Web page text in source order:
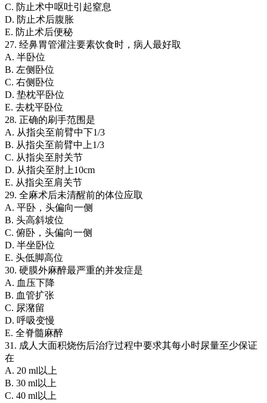
C. 防止术中呕吐引起窒息
D. 防止术后腹胀
E. 防止术后便秘
27. 经鼻胃管灌注要素饮食时，病人最好取
A. 半卧位
B. 左侧卧位
C. 右侧卧位
D. 垫枕平卧位
E. 去枕平卧位
28. 正确的刷手范围是
A. 从指尖至前臂中下1/3
B. 从指尖至前臂中上1/3
C. 从指尖至肘关节
D. 从指尖至肘上10cm
E. 从指尖至肩关节
29. 全麻术后未清醒前的体位应取
A. 平卧，头偏向一侧
B. 头高斜坡位
C. 俯卧，头偏向一侧
D. 半坐卧位
E. 头低脚高位
30. 硬膜外麻醉最严重的并发症是
A. 血压下降
B. 血管扩张
C. 尿潴留
D. 呼吸变慢
E. 全脊髓麻醉
31. 成人大面积烧伤后治疗过程中要求其每小时尿量至少保证
在
A. 20 ml以上
B. 30 ml以上
C. 40 ml以上